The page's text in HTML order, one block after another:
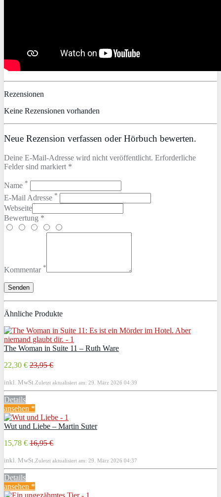
Rezensionen
Keine Rezensionen vorhanden
Neue Rezension verfassen oder Hörbuch bewerten.
Deine E-Mail-Adresse wird nicht veröffentlicht. Erforderliche
Felder sind markiert *
Name *
E-Mail Adresse *
Webseite
Bewertung *
Kommentar *
Ähnliche Produkte
The Woman in Suite 11 – Ruth Ware
22,30 € 23,95 €
inkl. MwSt. Zuletzt aktualisiert am: 29. März 2026 04:39
Details
ansehen *
Wut und Liebe – Martin Suter
15,78 € 16,95 €
inkl. MwSt. Zuletzt aktualisiert am: 29. März 2026 04:37
Details
ansehen *